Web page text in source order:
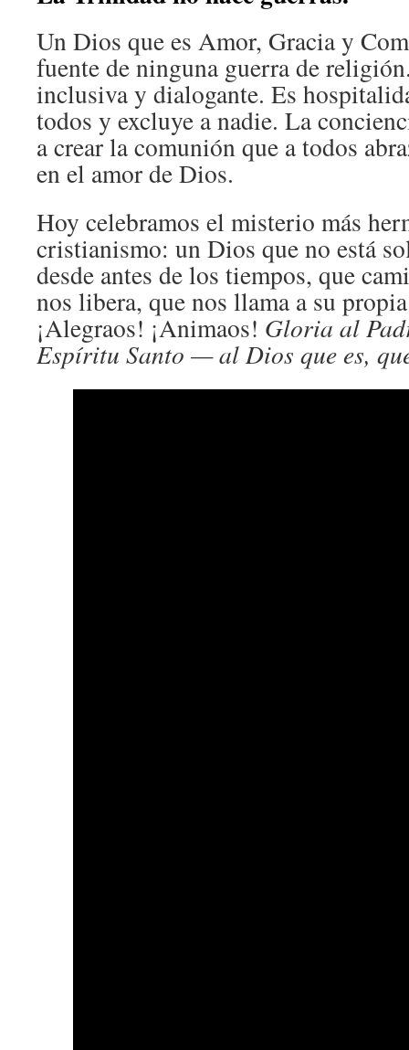
Un Dios que es Amor, Gracia y
fuente de ninguna guerra de
inclusiva y dialogante. Es
todos y excluye a nadie. La
a crear la comunión que a todos
en el amor de Dios.
Hoy celebramos el misterio más
cristianismo: un Dios que no está
desde antes de los tiempos, que
nos libera, que nos llama a su
¡Alegraos! ¡Animaos! Gloria al
Espíritu Santo — al Dios que es,